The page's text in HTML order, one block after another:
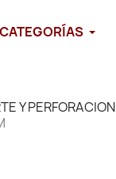
CATEGORÍAS
Y PERFORACION